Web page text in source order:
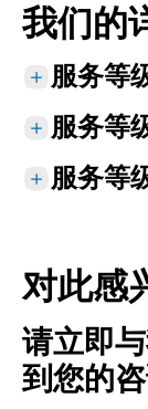
我们的
服务等
标
功
密
建
调
服务等
标准
设备
更换
绝
数字
详细
服务等
检查
功能
更换
绝缘
检查
对此感
请立即
到您的咨